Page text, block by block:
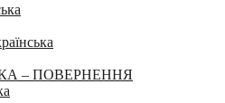
– ПОВЕРНЕННЯ